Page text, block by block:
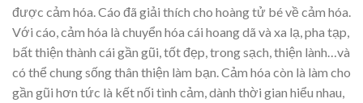
được cảm hóa. Cáo đã giải thích cho hoàng tử bé về cảm hóa.
Với cáo, cảm hóa là chuyển hóa cái hoang dã và xa lạ, pha tạp,
bất thiện thành cái gần gũi, tốt đẹp, trong sạch, thiện lành…và
có thể chung sống thân thiện làm bạn. Cảm hóa còn là làm cho
gần gũi hơn tức là kết nối tình cảm, dành thời gian hiểu nhau,